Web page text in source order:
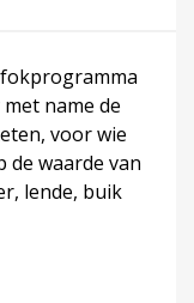
name de
voor wie
de waarde van
lende, buik